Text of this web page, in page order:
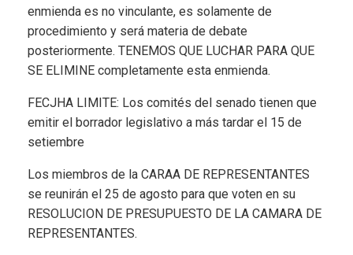
enmienda es no vinculante, es solamente de
procedimiento y será materia de debate
posteriormente. TENEMOS QUE LUCHAR PARA QUE
SE ELIMINE completamente esta enmienda.
FECJHA LIMITE: Los comités del senado tienen que
emitir el borrador legislativo a más tardar el 15 de
setiembre
Los miembros de la CARAA DE REPRESENTANTES
se reunirán el 25 de agosto para que voten en su
RESOLUCION DE PRESUPUESTO DE LA CAMARA DE
REPRESENTANTES.